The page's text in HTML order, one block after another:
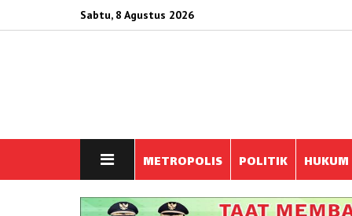
Sabtu, 8 Agustus 2026
METROPOLIS POLITIK HUKUM